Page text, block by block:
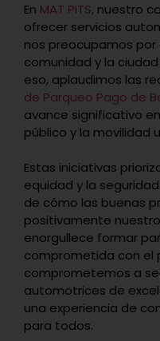
En MAT PITS, nuestro
ofrecer servicios
nos preocupamos
comunidad y la
eso, aplaudimos las
de Parqueo Pago de
avance significativo
público y la movilidad
Estas iniciativas
equidad y la
de cómo las buenas
positivamente
enorgullece formar
comprometida con el
comprometemos a
automotrices de
una experiencia de
para todos.